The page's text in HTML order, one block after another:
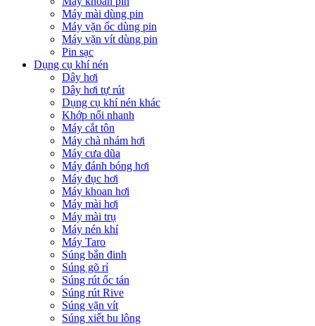
Máy mài dùng pin
Máy vặn ốc dùng pin
Máy vặn vít dùng pin
Pin sạc
Dụng cụ khí nén
Dây hơi
Dây hơi tự rút
Dụng cụ khí nén khác
Khớp nối nhanh
Máy cắt tôn
Máy chà nhám hơi
Máy cưa dũa
Máy đánh bóng hơi
Máy đục hơi
Máy khoan hơi
Máy mài hơi
Máy mài trụ
Máy nén khí
Máy Taro
Súng bắn đinh
Súng gõ rỉ
Súng rút ốc tán
Súng rút Rive
Súng vặn vít
Súng xiết bu lông